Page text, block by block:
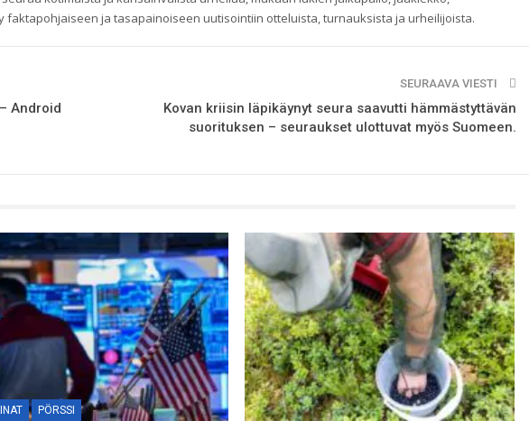
faktapohjaiseen ja tasapainoiseen uutisointiin otteluista, turnauksista ja urheilijoista.
Android
SEURAAVA VIESTI
Kovan kriisin läpikäynyt seura saavutti hämmästyttävän
suorituksen – seuraukset ulottuvat myös Suomeen.
PÖRSSI